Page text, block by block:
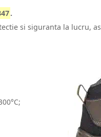
.
si siguranta la lucru,